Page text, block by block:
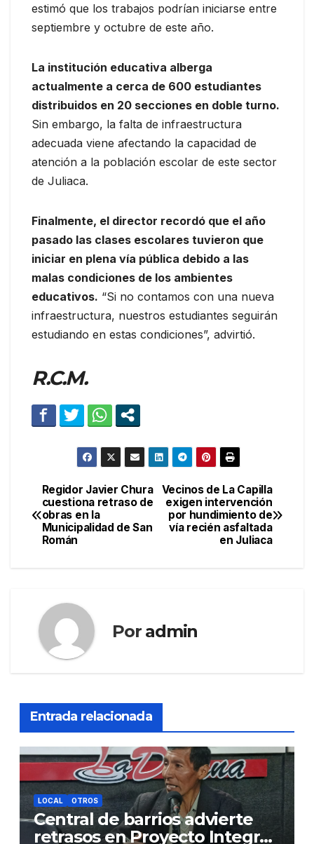
estimó que los trabajos podrían iniciarse entre
septiembre y octubre de este año.
La institución educativa alberga
actualmente a cerca de 600 estudiantes
distribuidos en 20 secciones en doble turno.
Sin embargo, la falta de infraestructura
adecuada viene afectando la capacidad de
atención a la población escolar de este sector
de Juliaca.
Finalmente, el director recordó que el año
pasado las clases escolares tuvieron que
iniciar en plena vía pública debido a las
malas condiciones de los ambientes
educativos. “Si no contamos con una nueva
infraestructura, nuestros estudiantes seguirán
estudiando en estas condiciones”, advirtió.
R.C.M.
Navegación
de
Vecinos de La Capilla
exigen intervención
por hundimiento de
vía recién asfaltada
en Juliaca
Regidor Javier Chura
cuestiona retraso de
obras en la
Municipalidad de San
Román
Por admin
Entrada relacionada
LOCAL OTROS
Central de barrios advierte
retrasos en Proyecto Integral